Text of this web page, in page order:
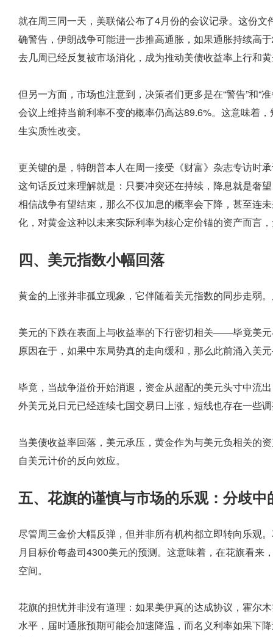
就在周三同一天，美联储公布了4月份的会议记录。这份
确警告，伊朗战争可能进一步推高通胀，如果通胀持续高
去几周已经反复被市场消化，成为推动美债收益率上行和
但另一方面，市场也注意到，决策者们更多是在“警告”和“
会议上维持当前利率不变的概率仍高达89.6%。这意味着
生实质性改变。
更关键的是，特朗普本人在周一接受《财富》杂志专访时
这句话反过来理解就是：只要冲突还在持续，降息就是奢
相信战争有望结束，那么不仅加息的概率会下降，甚至连
化，对黄金这种以未来实际利率为核心定价锚的资产而言
四、美元指数小幅回落
黄金的上涨并非孤立现象，它伴随着美元指数的同步走弱
美元的下跌在表面上与收益率的下行密切相关——毕竟美
原因在于，如果中东局势真的走向缓和，那么此前涌入美
毕竟，当战争溢价开始消退，资金从超配的美元头寸中流
外美元兑日元已经连续七国交易日上涨，短线也存在一些
当美债收益率回落，美元承压，黄金作为与美元负相关
自美元计价的反向效应。
五、花旗的谨慎与市场的乐观：分歧中
尽管周三金价大幅反弹，但并非所有机构都立即转向乐观
月目标价每盎司4300美元的预测。这意味着，在花旗看
空间。
花旗的担忧并非没有道理：如果美伊真的达成协议，霍尔
水平，届时通胀预期可能会加速降温，而名义利率如果下